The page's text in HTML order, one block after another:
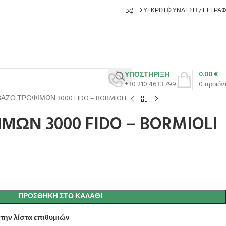
ΣΎΓΚΡΙΣΗΣΎΝΔΕΣΗ /
ΥΠΟΣΤΗΡΙΞΗ
+30 210 4633 799
0
0.00€
ΤΡΟΦΙΜΩΝ 3000 FIDO – BORMIOLI
3000 FIDO – BORMIOLI
ΠΡΟΣΘΉΚΗ ΣΤΟ ΚΑΛΆΘΙ
λίστα επιθυμιών